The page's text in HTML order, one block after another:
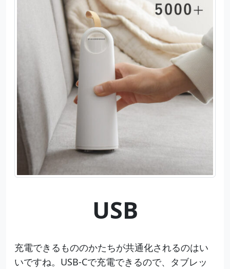
USB
充電できるもののかたちが共通化されるのはい
いですね。USB-Cで充電できるので、タブレッ